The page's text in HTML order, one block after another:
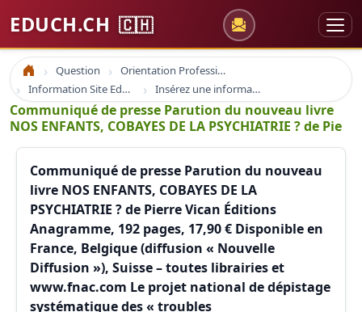
EDUCH.CH 🇨🇭
Accueil Question
Orientation Professionnelle
Information Site Educh.ch
Insérez une information sur educh.ch
Communiqué de presse Parution du nouveau livre
NOS ENFANTS, COBAYES DE LA PSYCHIATRIE ? de Pie
Communiqué de presse Parution du nouveau
livre NOS ENFANTS, COBAYES DE LA
PSYCHIATRIE ? de Pierre Vican Éditions
Anagramme, 192 pages, 17,90 € Disponible en
France, Belgique (diffusion « Nouvelle
Diffusion »), Suisse – toutes librairies et
www.fnac.com Le projet national de dépistage
systématique des « troubles